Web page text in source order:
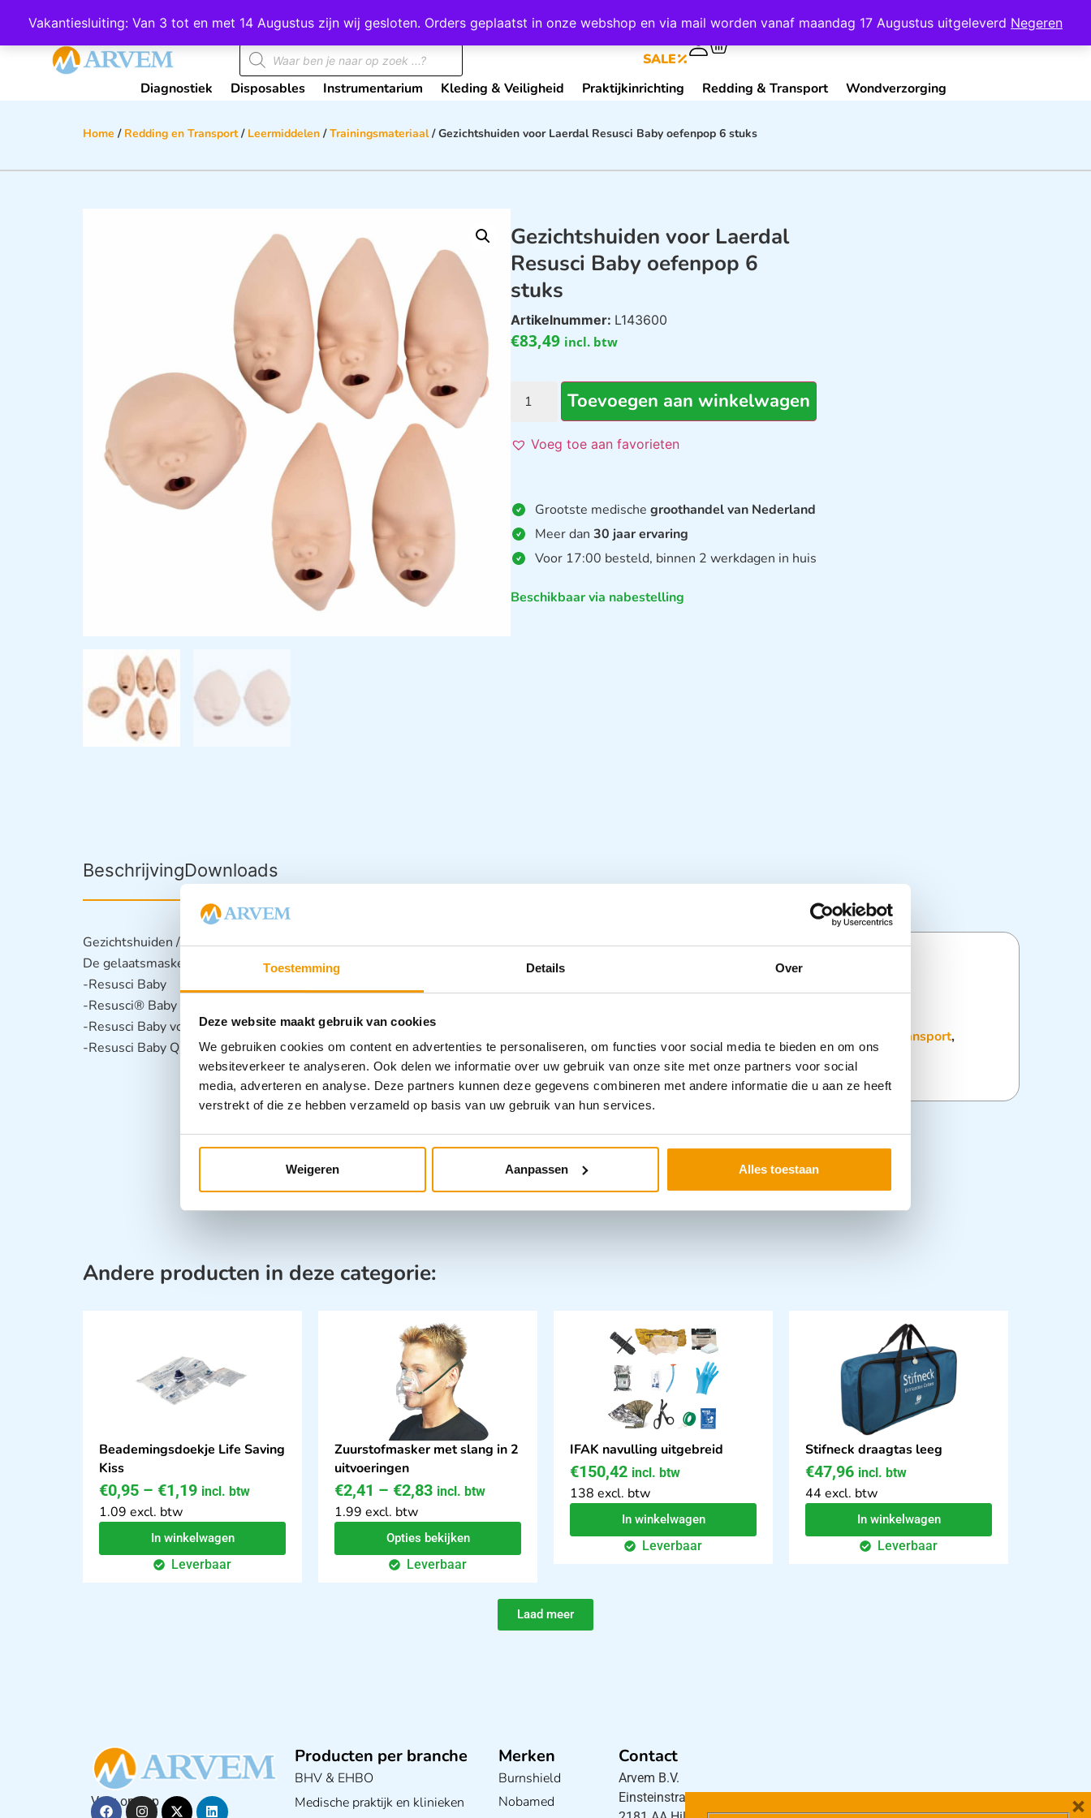
Toestemming Details Over
Deze website maakt gebruik van cookies
We gebruiken cookies om content en advertenties te personaliseren, om functies voor social media te bieden en om ons
websiteverkeer te analyseren. Ook delen we informatie over uw gebruik van onze site met onze partners voor social
media, adverteren en analyse. Deze partners kunnen deze gegevens combineren met andere informatie die u aan ze heeft
verstrekt of die ze hebben verzameld op basis van uw gebruik van hun services.
Weigeren Aanpassen Alles toestaan
Vakantiesluiting: Van 3 tot en met 14 Augustus zijn wij gesloten. Orders geplaatst in onze webshop en via mail worden vanaf maandag 17 Augustus uitgeleverd Negeren
Wij scoren een 4,8 op Google Mijn Account Contact
SALE
Diagnostiek Disposables Instrumentarium Kleding & Veiligheid Praktijkinrichting Redding & Transport Wondverzorging
Home / Redding en Transport/ Leermiddelen /Trainingsmateriaal/ Gezichtshuiden voor Laerdal Resusci Baby oefenpop 6 stuks
Gezichtshuiden voor Laerdal
Resusci Baby oefenpop 6
stuks
Artikelnummer: L143600
€83,49 incl. btw
Toevoegen aan winkelwagen
Voeg toe aan favorieten
Grootste medischegroothandel van Nederland
Meer dan30 jaar ervaring
Voor 17:00 besteld, binnen 2 werkdagen in huis
Beschikbaar via nabestelling
BeschrijvingDownloads
Gezichtshuiden / Gelaatmaskers voor Laerdal Resusci Baby oefenpop verpakt per 6 stuks.
De gelaatsmaskers zijn te gebruiken met:
-Resusci Baby
-Resusci® Baby QCPR (model 2013-2019)
-Resusci Baby voor Eerste Hulp
-Resusci Baby QCPR
Redding en Transport,
Trainingsmateriaal
Andere producten in deze categorie:
Beademingsdoekje Life Saving
Kiss
€0,95 – €1,19 incl. btw
1.09 excl. btw
In winkelwagen
Leverbaar
Zuurstofmasker met slang in 2
uitvoeringen
€2,41 – €2,83 incl. btw
1.99 excl. btw
Opties bekijken
Leverbaar
IFAK navulling uitgebreid
€150,42 incl. btw
138 excl. btw
In winkelwagen
Leverbaar
Stifneck draagtas leeg
€47,96 incl. btw
44 excl. btw
In winkelwagen
Leverbaar
Laad meer
Volg ons op
Producten per branche
BHV & EHBO
Medische praktijk en klinieken
Merken
Burnshield
Nobamed
Contact
Arvem B.V.
Einsteinstraat 5
×